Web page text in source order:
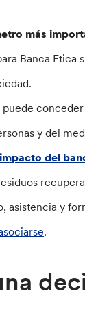
más
Banca Etica
y del
del
asistencia y
.